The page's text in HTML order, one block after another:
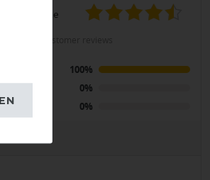
experience
100%
0%
0%